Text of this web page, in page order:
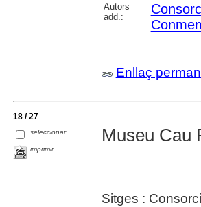
Autors
add.:
Enllaç
18 / 27
seleccionar
imprimir
Museu Cau
Sitges :